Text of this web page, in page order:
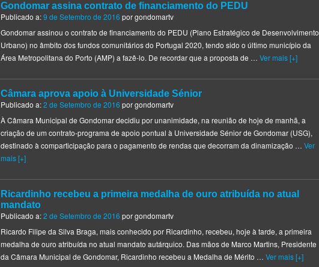
Gondomar assina contrato de financiamento do PEDU
Publicado a:9 de Setembro de 2016 porgondomartv
Gondomar assinou o contrato de financiamento do PEDU (Plano Estratégico de Desenvolvimento
Urbano) no âmbito dos fundos comunitários do Portugal 2020, tendo sido o último município da
Área Metropolitana do Porto (AMP) a fazê-lo. De recordar que a proposta de … Ver mais [+]
Câmara aprova apoio à Universidade Sénior
Publicado a:2 de Setembro de 2016 porgondomartv
À Câmara Municipal de Gondomar decidiu por unanimidade, na reunião de hoje de manhã, a
criação de um contrato-programa de apoio pontual à Universidade Sénior de Gondomar (USG),
destinado à comparticipação para o pagamento de rendas que decorram da dinamização … Ver
mais [+]
Ricardinho recebeu a primeira medalha de ouro atribuída no atual
mandato
Publicado a:2 de Setembro de 2016 porgondomartv
Ricardo Filipe da Silva Braga, mais conhecido por Ricardinho, recebeu, hoje à tarde, a primeira
medalha de ouro atribuída no atual mandato autárquico. Das mãos de Marco Martins, Presidente
da Câmara Municipal de Gondomar, Ricardinho recebeu a Medalha de Mérito … Ver mais [+]